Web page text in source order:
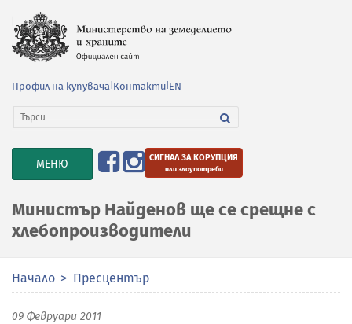
Профил на купувача Контакти EN
TOGGLE
NAVIGATION
МЕНЮ СИГНАЛ ЗА КОРУПЦИЯ
или злоупотреби
Министър Найденов ще се срещне с
хлебопроизводители
Начало Пресцентър
09 Февруари 2011